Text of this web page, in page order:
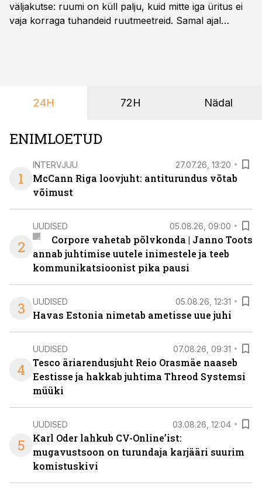
väljakutse: ruumi on küll palju, kuid mitte iga üritus ei
vaja korraga tuhandeid ruutmeetreid. Samal ajal
nendele vajadustele vastanud uuendusega, mis pakub
24H 72H Nädal
ENIMLOETUD
1
INTERVJUU 27.07.26, 13:20
McCann Riga loovjuht: antiturundus võtab
võimust
2
UUDISED 05.08.26, 09:00
Corpore vahetab põlvkonda | Janno Toots
annab juhtimise uutele inimestele ja teeb
kommunikatsioonist pika pausi
3 UUDISED 05.08.26, 12:31
Havas Estonia nimetab ametisse uue juhi
4
UUDISED 07.08.26, 09:31
Tesco äriarendusjuht Reio Orasmäe naaseb
Eestisse ja hakkab juhtima Threod Systemsi
müüki
5
UUDISED 03.08.26, 12:04
Karl Oder lahkub CV-Online’ist:
mugavustsoon on turundaja karjääri suurim
komistuskivi